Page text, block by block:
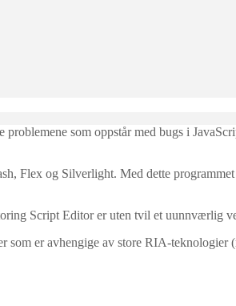
som oppstår med bugs i
Flex og Silverlight. Med dette
Script Editor er uten tvil et uunnværlig
som er avhengige av store RIA-teknologier